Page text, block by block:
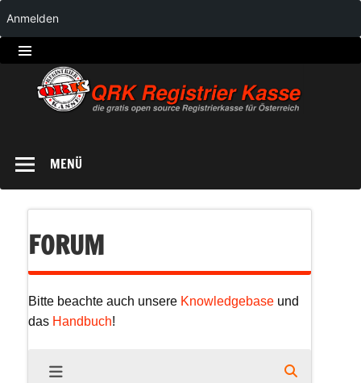
QRK
MENÜ
FORUM
Bitte beachte auch unsere Knowledgebase und
das Handbuch!
Anmelden